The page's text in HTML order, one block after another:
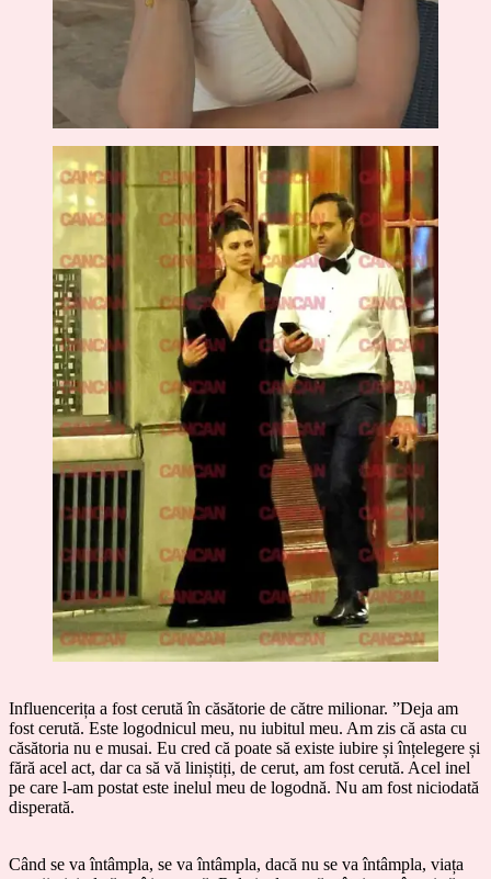
Influencerița a fost cerută în căsătorie de către milionar. ”Deja am
fost cerută. Este logodnicul meu, nu iubitul meu. Am zis că asta cu
căsătoria nu e musai. Eu cred că poate să existe iubire și înțelegere și
fără acel act, dar ca să vă liniștiți, de cerut, am fost cerută. Acel inel
pe care l-am postat este inelul meu de logodnă. Nu am fost niciodată
disperată.
Când se va întâmpla, se va întâmpla, dacă nu se va întâmpla, viața